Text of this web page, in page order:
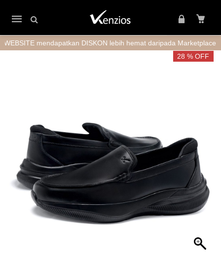
Mobile
navigation
mendapatkan DISKON lebih hemat daripada Marketplace +
28 % OFF